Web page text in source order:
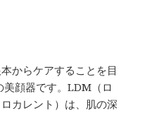
からケアすることを目
顔器です。LDM（ロ
カレント）は、肌の深